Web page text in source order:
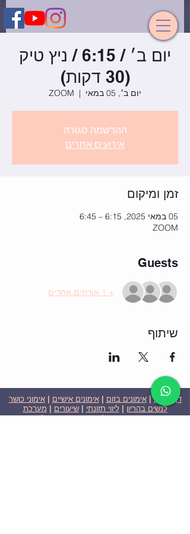
יום ב׳ / 6:15 / ניץ טיק
(30 דקות)
יום ב׳, 05 במאי
  |
ZOOM
ההרשמה סגורה
אירועים אחרים
זמן ומיקום
05 במאי 2025, 6:15 – 6:45
ZOOM
Guests
+ 1 אורחים אחרים
שיתוף
דף הבית|אימונים בזום |אימונים אישיים |אימוני כושר
לנשים בהריון |ליווי תזונתי |שיעורים | מערכת
שבועית-אימונים בזום|תוכניות ומחירים|סרטוני